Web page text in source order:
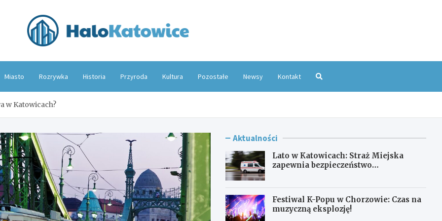
Miasto Rozrywka Historia Przyroda Kultura Pozostałe Newsy Kontakt
w Katowicach?
Aktualności
Lato w Katowicach: Straż Miejska
zapewnia bezpieczeństwo
Festiwal K-Popu w Chorzowie: Czas na
muzyczną eksplozję!